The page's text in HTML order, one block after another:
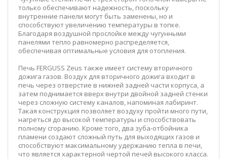
только обеспечивают надежность, поскольку
внутренние панели могут быть заменены, но и
способствуют увеличению температуры в топке.
Благодаря воздушной прослойке между чугунными
панелями тепло равномерно распределяется,
обеспечивая оптимальные условия для отопления.
Печь FERGUSS Zeus также имеет систему вторичного
дожига газов. Воздух для вторичного дожига входит в
печь через отверстие в нижней задней части корпуса, а
затем поднимается вверх внутри двойной задней стенки
через сложную систему каналов, напоминая лабиринт.
Такая конструкция позволяет воздуху пройти много пути,
нагреться до высокой температуры и способствовать
полному сгоранию. Кроме того, два зуба-отбойника
пламени создают сложный путь для выходящих газов и
способствуют максимальному удержанию тепла в печи,
что является характерной чертой печей высокого класса.